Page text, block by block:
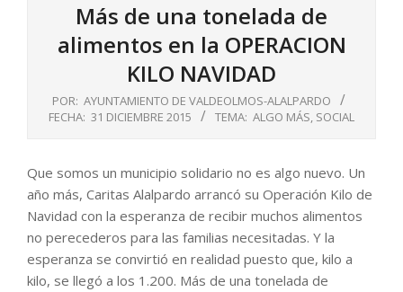
Más de una tonelada de
alimentos en la OPERACION
KILO NAVIDAD
POR: AYUNTAMIENTO DE VALDEOLMOS-ALALPARDO
FECHA: 31 DICIEMBRE 2015 TEMA: ALGO MÁS, SOCIAL
Que somos un municipio solidario no es algo nuevo. Un
año más, Caritas Alalpardo arrancó su Operación Kilo de
Navidad con la esperanza de recibir muchos alimentos
no perecederos para las familias necesitadas. Y la
esperanza se convirtió en realidad puesto que, kilo a
kilo, se llegó a los 1.200. Más de una tonelada de